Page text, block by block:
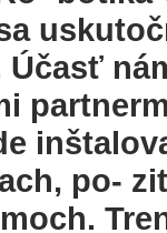
Účasť
po-